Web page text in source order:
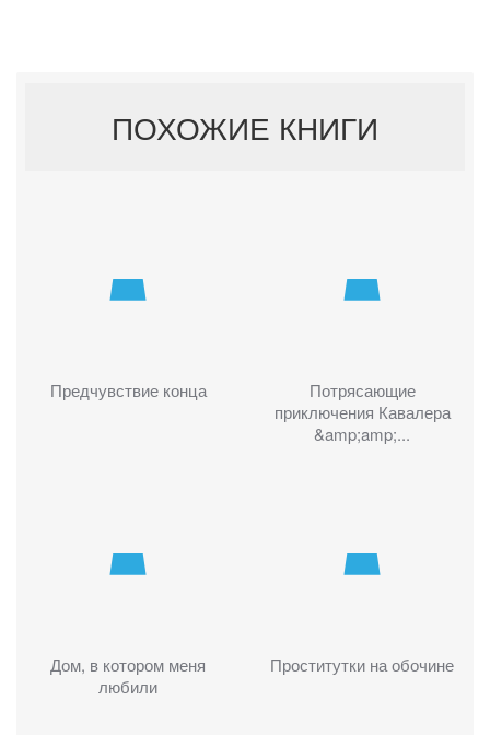
ПОХОЖИЕ КНИГИ
Предчувствие конца
Потрясающие
приключения Кавалера
&amp;amp;...
Дом, в котором меня
любили
Проститутки на обочине